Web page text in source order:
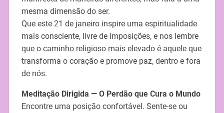
mesma dimensão do ser.
Que este 21 de janeiro inspire uma espiritualidade
mais consciente, livre de imposições, e nos lembre
que o caminho religioso mais elevado é aquele que
transforma o coração e promove paz, dentro e fora
de nós.
Meditação Dirigida — O Perdão que Cura o Mundo
Encontre uma posição confortável. Sente-se ou